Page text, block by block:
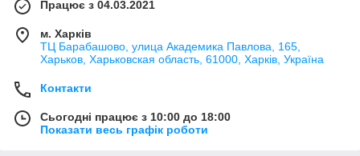
Працює з 04.03.2021
м. Харків
ТЦ Барабашово, улица Академика Павлова, 165,
Харьков, Харьковская область, 61000, Харків, Україна
Контакти
Сьогодні працює з 10:00 до 18:00
Показати весь графік роботи